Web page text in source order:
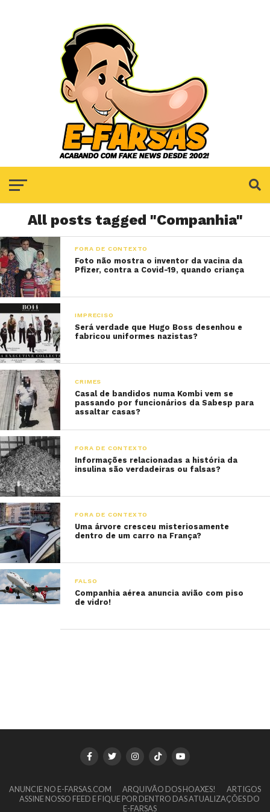
All posts tagged "Companhia"
FORA DE CONTEXTO
Foto não mostra o inventor da vacina da
Pfizer, contra a Covid-19, quando criança
IMPRECISO
Será verdade que Hugo Boss desenhou e
fabricou uniformes nazistas?
CRIMES
Casal de bandidos numa Kombi vem se
passando por funcionários da Sabesp para
assaltar casas?
FORA DE CONTEXTO
Informações relacionadas a história da
insulina são verdadeiras ou falsas?
FORA DE CONTEXTO
Uma árvore cresceu misteriosamente
dentro de um carro na França?
FALSO
Companhia aérea anuncia avião com piso
de vidro!
ANUNCIE NO E-FARSAS.COM ARQUIVÃO DOS HOAXES!
ARTIGOS
ASSINE NOSSO FEED E FIQUE POR DENTRO DAS ATUALIZAÇÕES DO
E-FARSAS